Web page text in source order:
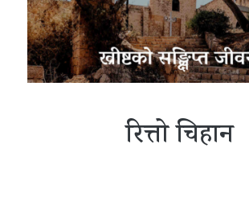
रित्तो चिहान